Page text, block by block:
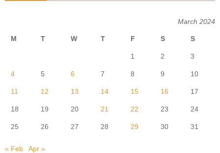
March 2024
M T W T F S S
1 2 3
4 5 6 7 8 9 10
11 12 13 14 15 16 17
18 19 20 21 22 23 24
25 26 27 28 29 30 31
« Feb Apr »